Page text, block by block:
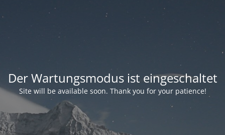
Der Wartungsmodus ist eingeschaltet
Site will be available soon. Thank you for your patience!